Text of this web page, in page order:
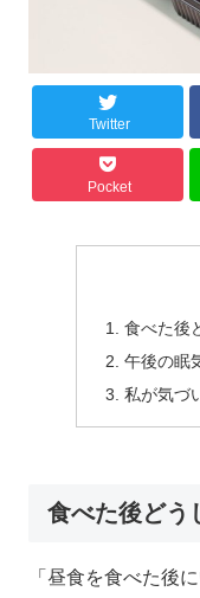
Twitter
Pocket
食べた後
午後の眠
私が気づ
食べた後どう
「昼食を食べた後